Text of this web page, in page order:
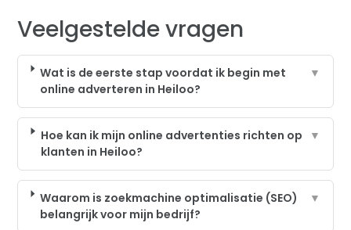
Veelgestelde vragen
Wat is de eerste stap voordat ik begin met
online adverteren in Heiloo?
▼
Hoe kan ik mijn online advertenties richten op
klanten in Heiloo?
▼
Waarom is zoekmachine optimalisatie (SEO)
belangrijk voor mijn bedrijf?
▼